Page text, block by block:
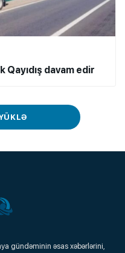
davam edir
gündəminin əsas xəbərlərini,